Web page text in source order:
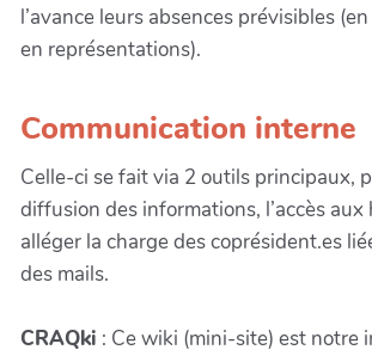
l’avance leurs absences prévisibles
en représentations).
Communication interne
Celle-ci se fait via 2 outils principaux,
diffusion des informations, l’accès
alléger la charge des coprésident.es
des mails.
CRAQki : Ce wiki (mini-site) est notre